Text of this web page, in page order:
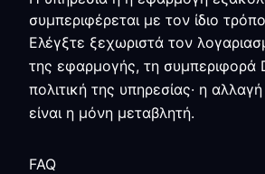
συμπεριφέρεται με τον ίδιο τρόπο
Ελέγξτε ξεχωριστά τον
της εφαρμογής, τη συμπεριφορά
πολιτική της υπηρεσίας· η
είναι η μόνη μεταβλητή.
FAQ